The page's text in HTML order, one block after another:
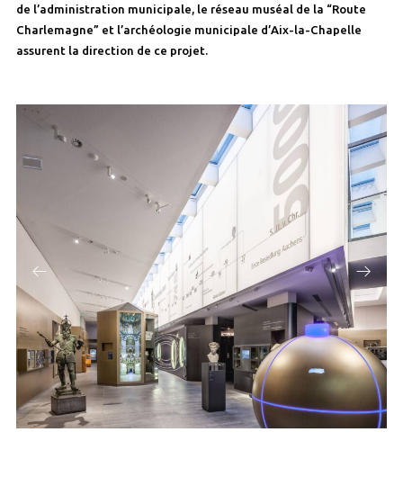
de l’administration municipale, le réseau muséal de la “Route
Charlemagne” et l’archéologie municipale d’Aix-la-Chapelle
assurent la direction de ce projet.